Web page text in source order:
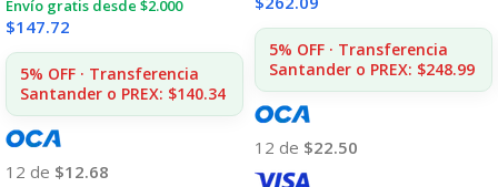
Envío gratis desde $2.000
$147.72
5% OFF · Transferencia
Santander o PREX: $140.34
12 de $12.68
5% OFF · Transferencia
Santander o PREX: $248.99
12 de $22.50